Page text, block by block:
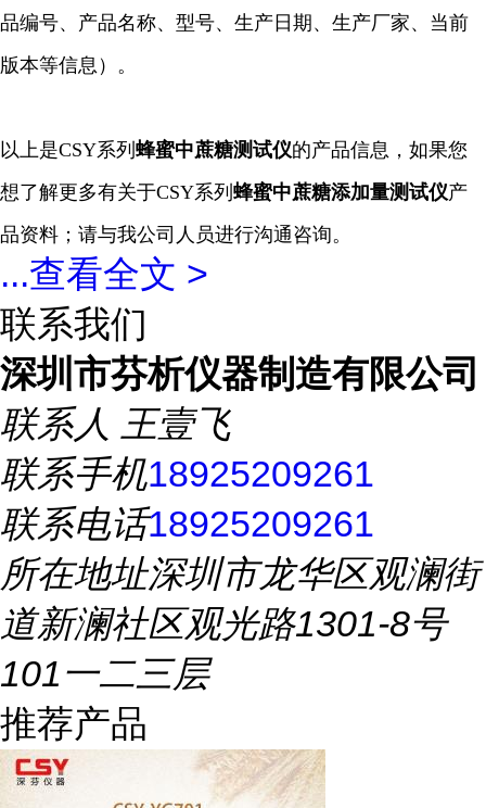
品编号、产品名称、型号、生产日期、生产厂家、当前
版本等信息）。
以上是CSY系列 蜂蜜中蔗糖测试仪的产品信息，如果您
想了解更多有关于CSY系列 蜂蜜中蔗糖添加量测试仪产
品资料；请与我公司人员进行沟通咨询。
...查看全文 >
联系我们
深圳市芬析仪器制造有限公司
联系人 王壹飞
联系手机18925209261
联系电话18925209261
所在地址深圳市龙华区观澜街
道新澜社区观光路1301-8号
101一二三层
推荐产品